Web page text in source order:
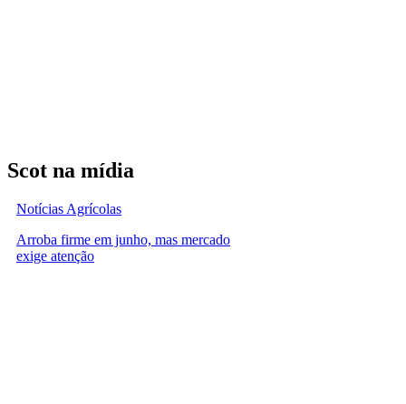
Scot na mídia
Notícias Agrícolas
Arroba firme em junho, mas mercado
exige atenção